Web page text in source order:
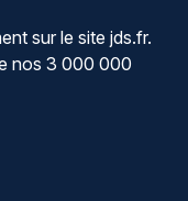
sur le site jds.fr.
nos 3 000 000